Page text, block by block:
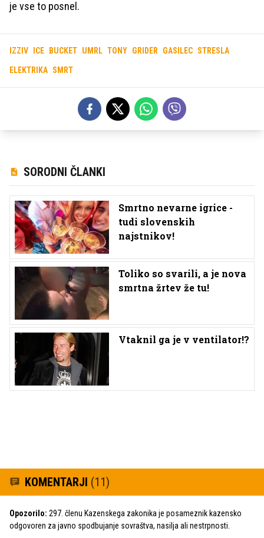
je vse to posnel.
IZZIV ICE BUCKET UMRL TONY GRIDER GASILEC STRESLA
ELEKTRIKA SMRT
SORODNI ČLANKI
Smrtno nevarne igrice -
tudi slovenskih
najstnikov!
Toliko so svarili, a je nova
smrtna žrtev že tu!
Vtaknil ga je v ventilator!?
KOMENTARJI (11)
Opozorilo: 297. členu Kazenskega zakonika je posameznik kazensko
odgovoren za javno spodbujanje sovraštva, nasilja ali nestrpnosti.